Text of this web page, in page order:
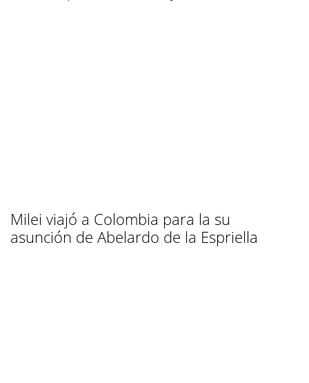
Milei viajó a Colombia para la su
asunción de Abelardo de la Espriella